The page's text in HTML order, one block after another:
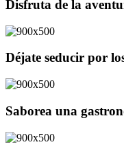
Disfruta de la
Déjate seducir por
Saborea una